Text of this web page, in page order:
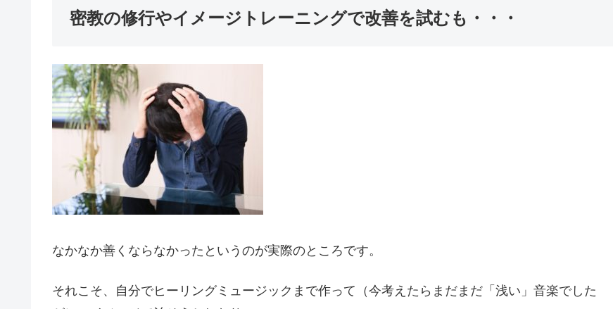
密教の修行やイメージトレーニングで改善を試むも・・・
なかなか善くならなかったというのが実際のところです。
それこそ、自分でヒーリングミュージックまで作って（今考えたらまだまだ「浅い」音楽でした